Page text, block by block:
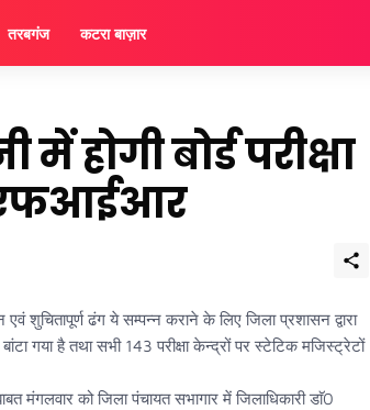
तरबगंज कटरा बाज़ार
होगी बोर्ड परीक्षा
एफआईआर
एवं शुचितापूर्ण ढंग ये सम्पन्न कराने के लिए जिला प्रशासन द्वारा
गया है तथा सभी 143 परीक्षा केन्द्रों पर स्टेटिक मजिस्ट्रेटों
को जिला पंचायत सभागार में जिलाधिकारी डाॅ0